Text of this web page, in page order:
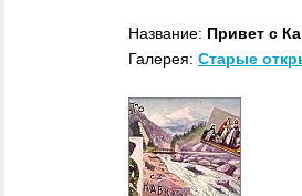
Название: Привет с
Галерея: Старые